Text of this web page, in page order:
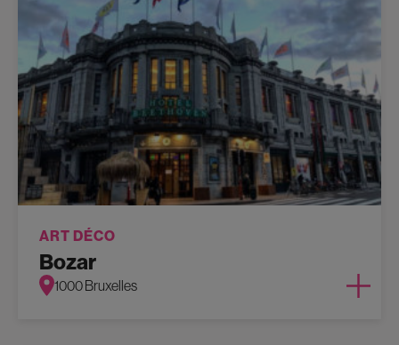
ART DÉCO
Bozar
1000 Bruxelles